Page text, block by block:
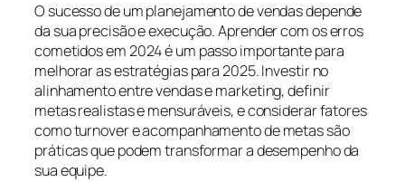
O sucesso de um planejamento de vendas depende
da sua precisão e execução. Aprender com os erros
cometidos em 2024 é um passo importante para
melhorar as estratégias para 2025. Investir no
alinhamento entre vendas e marketing, definir
metas realistas e mensuráveis, e considerar fatores
como turnover e acompanhamento de metas são
práticas que podem transformar a desempenho da
sua equipe.